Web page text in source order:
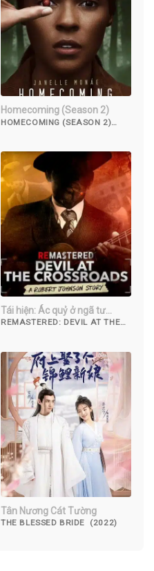
Homecoming (Season 2)
HOMECOMING (SEASON 2)
Tái hiện: Ác quỷ ở ngã tư
đường
REMASTERED: DEVIL AT THE
Tân Nương Cát Tường
THE BLESSED BRIDE (2022)